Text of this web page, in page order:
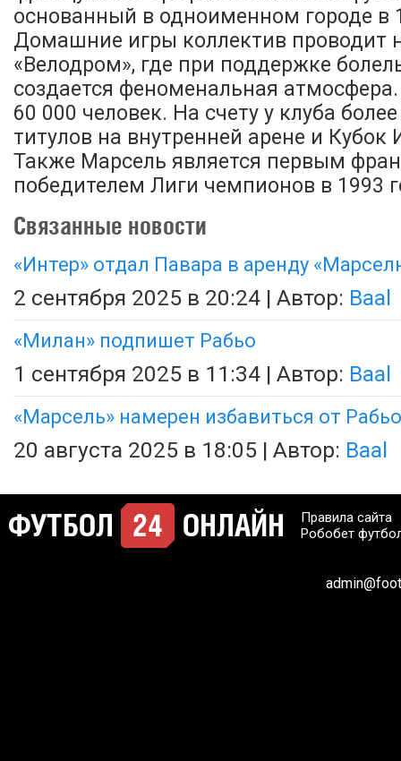
основанный в одноименном городе в
Домашние игры коллектив проводит
«Велодром», где при поддержке
создается феноменальная
60 000 человек. На счету у клуба
титулов на внутренней арене и Кубок
Также Марсель является первым
победителем Лиги чемпионов в 1993
Связанные новости
«Интер» отдал Павара в аренду
2 сентября 2025 в 20:24 | Автор: Baal
«Милан» подпишет Рабьо
1 сентября 2025 в 11:34 | Автор: Baal
«Марсель» намерен избавиться от Рабьо
20 августа 2025 в 18:05 | Автор: Baal
Правила сайта
Робобет